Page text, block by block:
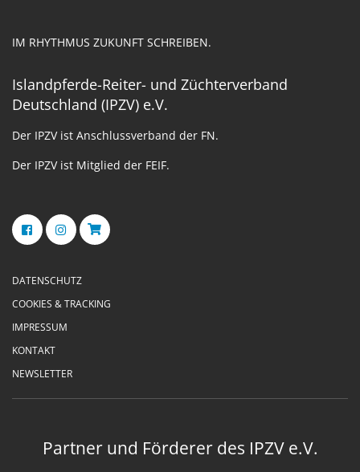
IM RHYTHMUS ZUKUNFT SCHREIBEN.
Islandpferde-Reiter- und Züchterverband
Deutschland (IPZV) e.V.
Der IPZV ist Anschlussverband der FN.
Der IPZV ist Mitglied der FEIF.
DATENSCHUTZ
COOKIES & TRACKING
IMPRESSUM
KONTAKT
NEWSLETTER
Partner und Förderer des IPZV e.V.